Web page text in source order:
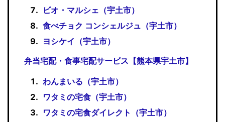
ビオ・マルシェ（宇土市）
食べチョク コンシェルジュ（宇土市）
ヨシケイ（宇土市）
弁当宅配・食事宅配サービス【熊本県宇土市】
わんまいる（宇土市）
ワタミの宅食（宇土市）
ワタミの宅食ダイレクト（宇土市）